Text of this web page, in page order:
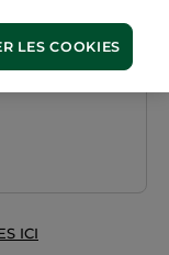
ICI
LES COOKIES